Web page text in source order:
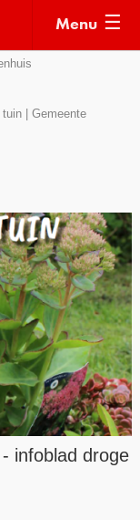
Menu
| Gemeente
infoblad droge